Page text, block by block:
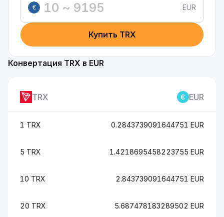
€
EUR
Купить TRX
Конвертация TRX в EUR
TRX EUR
1 TRX 0.2843739091644751 EUR
5 TRX 1.4218695458223755 EUR
10 TRX 2.843739091644751 EUR
20 TRX 5.687478183289502 EUR